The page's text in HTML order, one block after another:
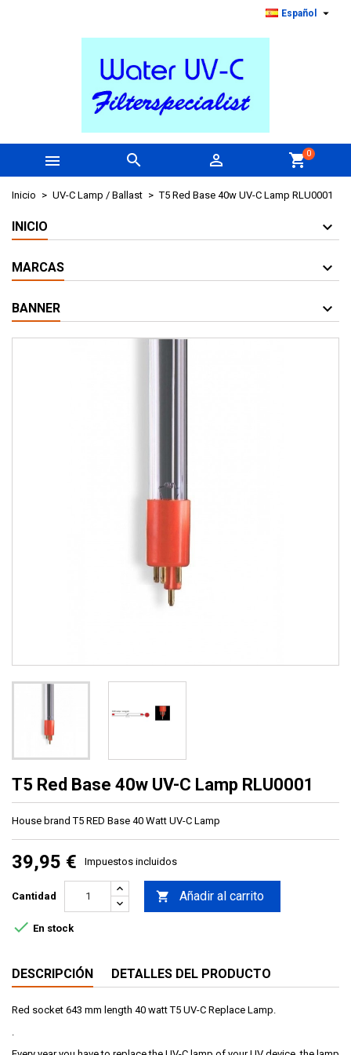
Español 
   shopping_cart0
Inicio UV-C Lamp / Ballast T5 Red Base 40w UV-C Lamp RLU0001
INICIO
MARCAS
BANNER
T5 Red Base 40w UV-C Lamp RLU0001
House brand T5 RED Base 40 Watt UV-C Lamp
39,95 € Impuestos incluidos
Cantidad  Añadir al carrito
 En stock
DESCRIPCIÓN DETALLES DEL PRODUCTO
Red socket 643 mm length 40 watt T5 UV-C Replace Lamp.